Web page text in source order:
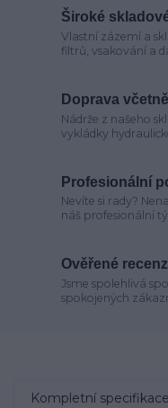
Široké
Vlastní zázemí a
filtrů, vsakování a
Doprava
Nádrže z našeho
vykládky
Profesionální
Nevíte si rady?
náš profesionální
Ověřené
Jsme spolehlivá
spokojených
Kompletní specifikace